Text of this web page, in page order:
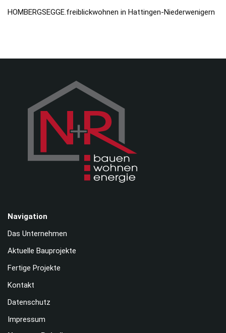
HOMBERGSEGGE.freiblickwohnen in Hattingen-Niederwenigern
Navigation
Das Unternehmen
Aktuelle Bauprojekte
Fertige Projekte
Kontakt
Datenschutz
Impressum